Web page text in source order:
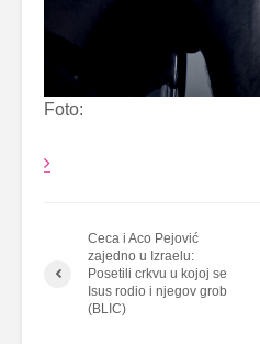
Foto:
Ceca i Aco Pejović
zajedno u Izraelu:
Posetili crkvu u kojoj se
Isus rodio i njegov grob
(BLIC)